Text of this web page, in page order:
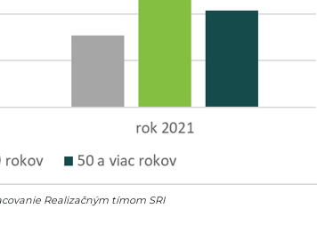
Realizačným tímom SRI